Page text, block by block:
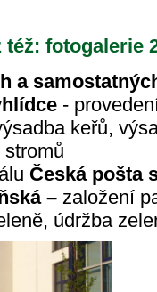
též: fotogalerie
a
-
keřů,
Česká pošta
– založení
údržba